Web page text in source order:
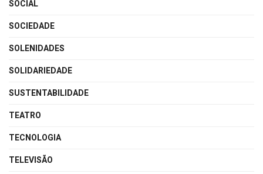
SOCIAL
SOCIEDADE
SOLENIDADES
SOLIDARIEDADE
SUSTENTABILIDADE
TEATRO
TECNOLOGIA
TELEVISÃO